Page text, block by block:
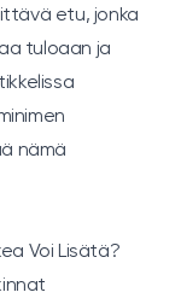
etu, jonka
tuloaan ja
nämä
Voi Lisätä?